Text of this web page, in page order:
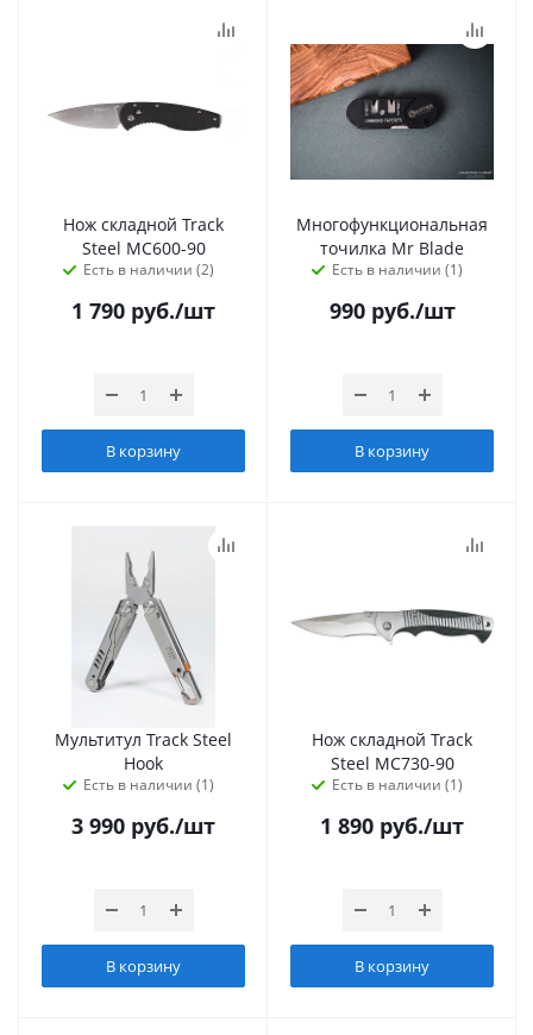
Нож складной Track
Steel MC600-90
Есть в наличии (2)
1 790 руб./шт
В корзину
Многофункциональная
точилка Mr Blade
Есть в наличии (1)
990руб./шт
В корзину
Мультитул Track Steel
Hook
Есть в наличии (1)
3 990 руб./шт
В корзину
Нож складной Track
Steel MC730-90
Есть в наличии (1)
1 890 руб./шт
В корзину